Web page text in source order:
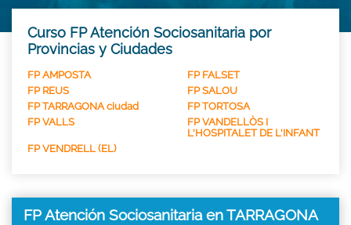
Curso FP Atención Sociosanitaria por
Provincias y Ciudades
FP AMPOSTA
FP FALSET
FP REUS
FP SALOU
FP TARRAGONA ciudad
FP TORTOSA
FP VALLS
FP VANDELLÒS I
L'HOSPITALET DE L'INFANT
FP VENDRELL (EL)
FP Atención Sociosanitaria en TARRAGONA